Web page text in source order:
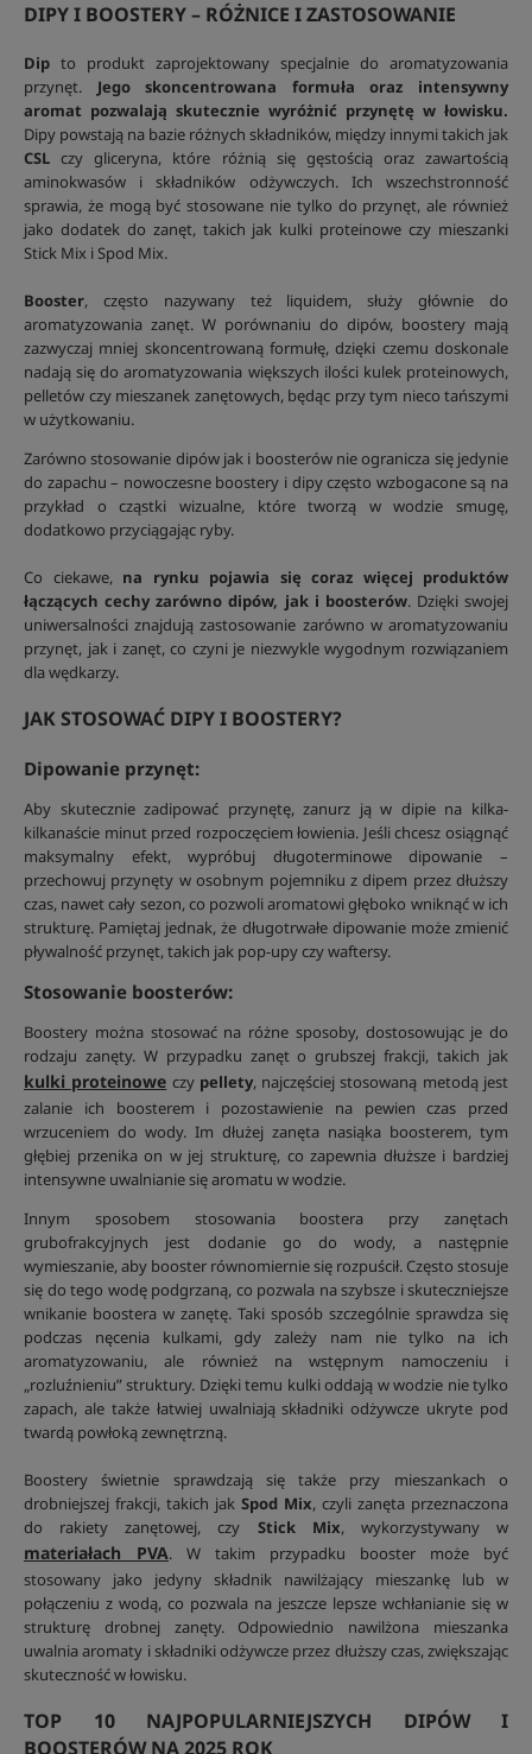
DIPY I BOOSTERY – RÓŻNICE I ZASTOSOWANIE
Dip to produkt zaprojektowany specjalnie do aromatyzowania
przynęt. Jego skoncentrowana formuła oraz intensywny
aromat pozwalają skutecznie wyróżnić przynętę w łowisku.
Dipy powstają na bazie różnych składników, między innymi takich jak
CSL czy gliceryna, które różnią się gęstością oraz zawartością
aminokwasów i składników odżywczych. Ich wszechstronność
sprawia, że mogą być stosowane nie tylko do przynęt, ale również
jako dodatek do zanęt, takich jak kulki proteinowe czy mieszanki
Stick Mix i Spod Mix.
Booster, często nazywany też liquidem, służy głównie do
aromatyzowania zanęt. W porównaniu do dipów, boostery mają
zazwyczaj mniej skoncentrowaną formułę, dzięki czemu doskonale
nadają się do aromatyzowania większych ilości kulek proteinowych,
pelletów czy mieszanek zanętowych, będąc przy tym nieco tańszymi
w użytkowaniu.
Zarówno stosowanie dipów jak i boosterów nie ogranicza się jedynie
do zapachu – nowoczesne boostery i dipy często wzbogacone są na
przykład o cząstki wizualne, które tworzą w wodzie smugę,
dodatkowo przyciągając ryby.
Co ciekawe,na rynku pojawia się coraz więcej produktów
łączących cechy zarówno dipów, jak i boosterów. Dzięki swojej
uniwersalności znajdują zastosowanie zarówno w aromatyzowaniu
przynęt, jak i zanęt, co czyni je niezwykle wygodnym rozwiązaniem
dla wędkarzy.
JAK STOSOWAĆ DIPY I BOOSTERY?
Dipowanie przynęt:
Aby skutecznie zadipować przynętę, zanurz ją w dipie na kilka-
kilkanaście minut przed rozpoczęciem łowienia. Jeśli chcesz osiągnąć
maksymalny efekt, wypróbuj długoterminowe dipowanie –
przechowuj przynęty w osobnym pojemniku z dipem przez dłuższy
czas, nawet cały sezon, co pozwoli aromatowi głęboko wniknąć w ich
strukturę. Pamiętaj jednak, że długotrwałe dipowanie może zmienić
pływalność przynęt, takich jak pop-upy czy waftersy.
Stosowanie boosterów:
Boostery można stosować na różne sposoby, dostosowując je do
rodzaju zanęty. W przypadku zanęt o grubszej frakcji, takich jak
kulki proteinowe czy pellety, najczęściej stosowaną metodą jest
zalanie ich boosterem i pozostawienie na pewien czas przed
wrzuceniem do wody. Im dłużej zanęta nasiąka boosterem, tym
głębiej przenika on w jej strukturę, co zapewnia dłuższe i bardziej
intensywne uwalnianie się aromatu w wodzie.
Innym sposobem stosowania boostera przy zanętach
grubofrakcyjnych jest dodanie go do wody, a następnie
wymieszanie, aby booster równomiernie się rozpuścił. Często stosuje
się do tego wodę podgrzaną, co pozwala na szybsze i skuteczniejsze
wnikanie boostera w zanętę. Taki sposób szczególnie sprawdza się
podczas nęcenia kulkami, gdy zależy nam nie tylko na ich
aromatyzowaniu, ale również na wstępnym namoczeniu i
„rozluźnieniu” struktury. Dzięki temu kulki oddają w wodzie nie tylko
zapach, ale także łatwiej uwalniają składniki odżywcze ukryte pod
twardą powłoką zewnętrzną.
Boostery świetnie sprawdzają się także przy mieszankach o
drobniejszej frakcji, takich jak Spod Mix, czyli zanęta przeznaczona
do rakiety zanętowej, czy Stick Mix, wykorzystywany w
materiałach PVA. W takim przypadku booster może być
stosowany jako jedyny składnik nawilżający mieszankę lub w
połączeniu z wodą, co pozwala na jeszcze lepsze wchłanianie się w
strukturę drobnej zanęty. Odpowiednio nawilżona mieszanka
uwalnia aromaty i składniki odżywcze przez dłuższy czas, zwiększając
skuteczność w łowisku.
TOP 10 NAJPOPULARNIEJSZYCH DIPÓW I
BOOSTERÓW NA 2025 ROK